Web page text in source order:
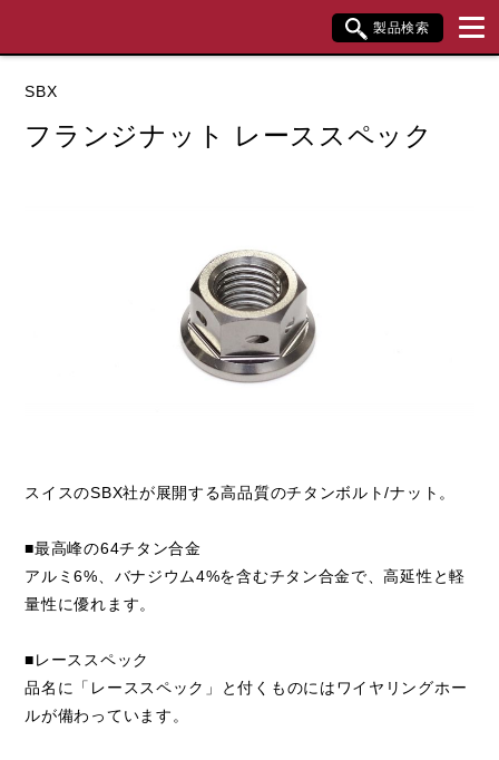
製品検索
閉じる
SBX
フランジナット レーススペック
スイスのSBX社が展開する高品質のチタンボルト/ナット。
■最高峰の64チタン合金
アルミ6%、バナジウム4%を含むチタン合金で、高延性と軽
量性に優れます。
■レーススペック
品名に「レーススペック」と付くものにはワイヤリングホー
ルが備わっています。